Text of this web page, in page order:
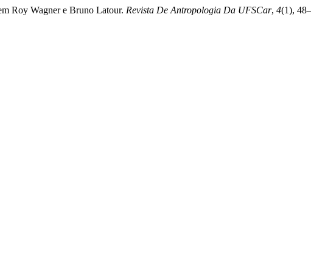
Roy Wagner e Bruno Latour. Revista De Antropologia Da UFSCar, 4(1),